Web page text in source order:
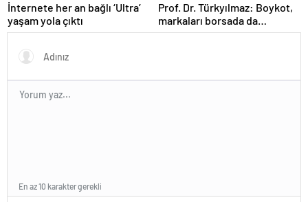
İnternete her an bağlı ‘Ultra’
yaşam yola çıktı
Prof. Dr. Türkyılmaz: Boykot,
markaları borsada da
etkileyebilir
En az 10 karakter gerekli